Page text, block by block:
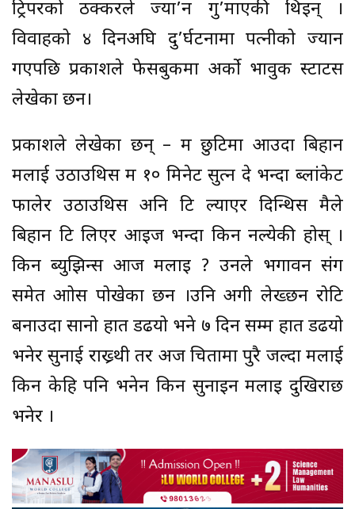
ट्रिपरको ठक्करले ज्या’न गु’माएकी थिइन् ।
विवाहको ४ दिनअघि दु’र्घटनामा पत्नीको ज्यान
गएपछि प्रकाशले फेसबुकमा अर्को भावुक स्टाटस
लेखेका छन।
प्रकाशले लेखेका छन् – म छुटिमा आउदा बिहान
मलाई उठाउथिस म १० मिनेट सुत्न दे भन्दा ब्लांकेट
फालेर उठाउथिस अनि टि ल्याएर दिन्थिस मैले
बिहान टि लिएर आइज भन्दा किन नल्येकी होस् ।
किन ब्युझिन्स आज मलाइ ? उनले भगावन संग
समेत आक्रोस पोखेका छन ।उनि अगी लेख्छन रोटि
बनाउदा सानो हात डढयो भने ७ दिन सम्म हात डढयो
भनेर सुनाई राख्र्थी तर अज चितामा पुरै जल्दा मलाई
किन केहि पनि भनेन किन सुनाइन मलाइ दुखिराछ
भनेर ।